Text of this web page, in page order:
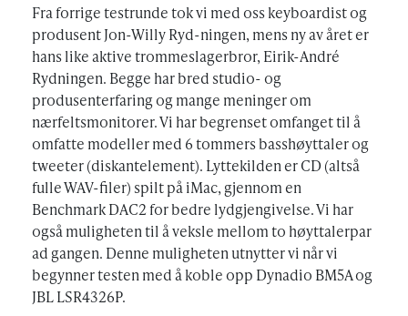
Fra forrige testrunde tok vi med oss keyboardist og
produsent Jon-Willy Ryd-ningen, mens ny av året er
hans like aktive trommeslagerbror, Eirik-André
Rydningen. Begge har bred studio- og
produsenterfaring og mange meninger om
nærfeltsmonitorer. Vi har begrenset omfanget til å
omfatte modeller med 6 tommers basshøyttaler og
tweeter (diskantelement). Lyttekilden er CD (altså
fulle WAV-filer) spilt på iMac, gjennom en
Benchmark DAC2 for bedre lydgjengivelse. Vi har
også muligheten til å veksle mellom to høyttalerpar
ad gangen. Denne muligheten utnytter vi når vi
begynner testen med å koble opp Dynadio BM5A og
JBL LSR4326P.